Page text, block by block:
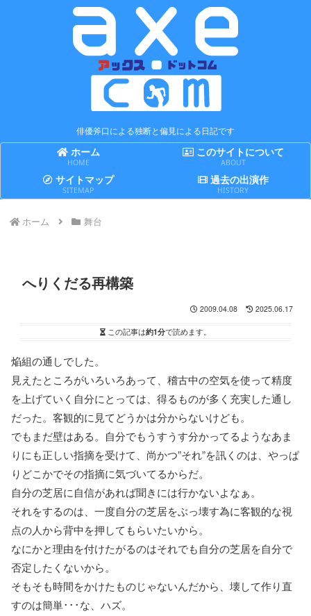
俳優斧口による独断と偏見による日記です
ホーム
HOME
このサイトについて
ABOUT
サイトマップ
SITEMAP
過去の出演作
HISTORY
ホーム 舞台
へりくだる再構築
2009.04.08 2025.06.17
この記事は約1分で読めます。
焔組の通しでした。
見えたところがいろいろあって、稽古中の空気を使って精度
を上げていく自分にとっては、得るものが多く充実した通し
だった。客観的に見てどうかは分からないけども。
でもまだ壁はある。自分でもうすうす分かってるようなあま
りにも正しい指摘を受けて、尚かつ”それ”を訊くのは、やっぱ
りどこかでその指摘に気づいてるからだ。
自分の芝居に自信があれば聞きには行かないよなぁ。
それをするのは、一度自分の芝居をぶっ壊す為に客観的な視
点の人から背中を押してもらいたいから。
なにかと理由を付けたがるのはそれでも自分の芝居を自分で
否定したくないから。
そもそも時間をかけたものじゃないんだから、壊して作り直
すのは簡単･･･な、ハズ。